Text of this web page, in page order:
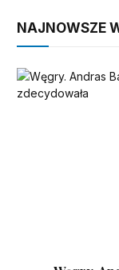
NAJNOWSZE